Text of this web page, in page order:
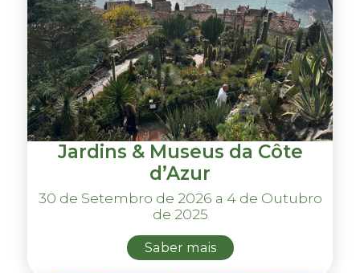
Jardins & Museus da Côte
d’Azur
30 de Setembro de 2026 a 4 de Outubro
de 2025
Saber mais